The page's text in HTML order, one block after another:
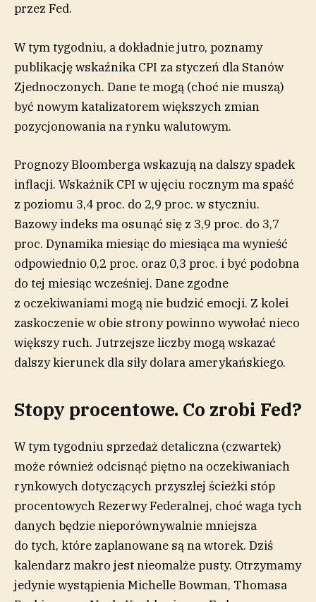
przez Fed.
W tym tygodniu, a dokładnie jutro, poznamy
publikację wskaźnika CPI za styczeń dla Stanów
Zjednoczonych. Dane te mogą (choć nie muszą)
być nowym katalizatorem większych zmian
pozycjonowania na rynku walutowym.
Prognozy Bloomberga wskazują na dalszy spadek
inflacji. Wskaźnik CPI w ujęciu rocznym ma spaść
z poziomu 3,4 proc. do 2,9 proc. w styczniu.
Bazowy indeks ma osunąć się z 3,9 proc. do 3,7
proc. Dynamika miesiąc do miesiąca ma wynieść
odpowiednio 0,2 proc. oraz 0,3 proc. i być podobna
do tej miesiąc wcześniej. Dane zgodne
z oczekiwaniami mogą nie budzić emocji. Z kolei
zaskoczenie w obie strony powinno wywołać nieco
większy ruch. Jutrzejsze liczby mogą wskazać
dalszy kierunek dla siły dolara amerykańskiego.
Stopy procentowe. Co zrobi Fed?
W tym tygodniu sprzedaż detaliczna (czwartek)
może również odcisnąć piętno na oczekiwaniach
rynkowych dotyczących przyszłej ścieżki stóp
procentowych Rezerwy Federalnej, choć waga tych
danych będzie nieporównywalnie mniejsza
do tych, które zaplanowane są na wtorek. Dziś
kalendarz makro jest nieomalże pusty. Otrzymamy
jedynie wystąpienia Michelle Bowman, Thomasa